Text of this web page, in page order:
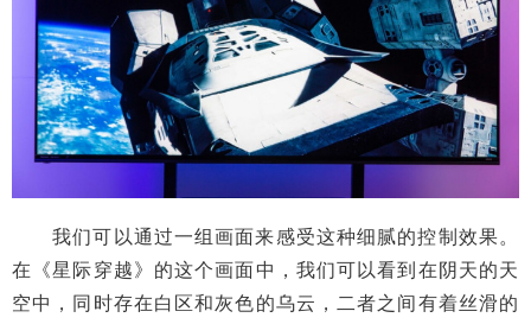
我们可以通过一组画面来感受这种细腻的控制效果。
在《星际穿越》的这个画面中，我们可以看到在阴天的天
空中，同时存在白区和灰色的乌云，二者之间有着丝滑的